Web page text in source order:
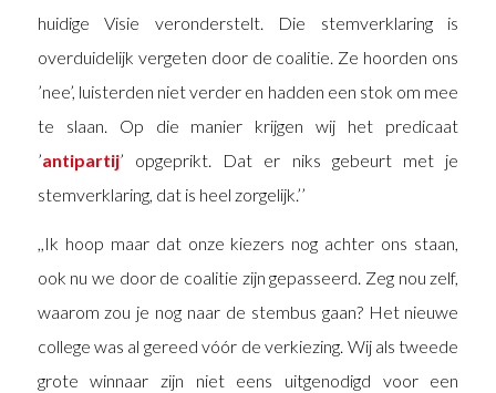
huidige Visie veronderstelt. Die stemverklaring is
overduidelijk vergeten door de coalitie. Ze hoorden ons
’nee’, luisterden niet verder en hadden een stok om mee
te slaan. Op die manier krijgen wij het predicaat
’antipartij’ opgeprikt. Dat er niks gebeurt met je
stemverklaring, dat is heel zorgelijk.’’
,,Ik hoop maar dat onze kiezers nog achter ons staan,
ook nu we door de coalitie zijn gepasseerd. Zeg nou zelf,
waarom zou je nog naar de stembus gaan? Het nieuwe
college was al gereed vóór de verkiezing. Wij als tweede
grote winnaar zijn niet eens uitgenodigd voor een